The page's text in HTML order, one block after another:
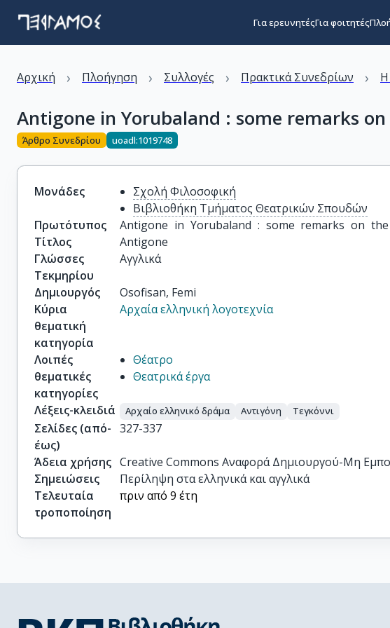
Για ερευνητέςΓια φοιτητές
Αρχική › Πλοήγηση › Συλλογές › Πρακτικά Συνεδρίων › Η
Antigone in Yorubaland : some remarks
Άρθρο Συνεδρίου uoadl:1019748
Μονάδες
Σχολή Φιλοσοφική
Βιβλιοθήκη Τμήματος Θεατρικών Σπουδών
Πρωτότυπος
Τίτλος
Antigone in Yorubaland : some remarks on
Antigone
Γλώσσες
Τεκμηρίου
Αγγλικά
Δημιουργός
Osofisan, Femi
Κύρια
θεματική
κατηγορία
Αρχαία ελληνική λογοτεχνία
Λοιπές
θεματικές
κατηγορίες
Θέατρο
Θεατρικά έργα
Λέξεις-κλειδιά Αρχαίο ελληνικό δράμα Αντιγόνη Τεγκόννι
Σελίδες (από-
έως)
327-337
Άδεια χρήσης Creative Commons Αναφορά Δημιουργού-Μη
Σημειώσεις
Περίληψη στα ελληνικά και αγγλικά
Τελευταία
τροποποίηση
πριν από 9 έτη